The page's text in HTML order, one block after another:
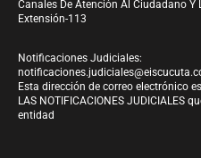
Canales De Atención Al Ciudadano
Extensión-113
Notificaciones Judiciales:
Esta dirección de correo electrónico es
LAS NOTIFICACIONES JUDICIALES
entidad